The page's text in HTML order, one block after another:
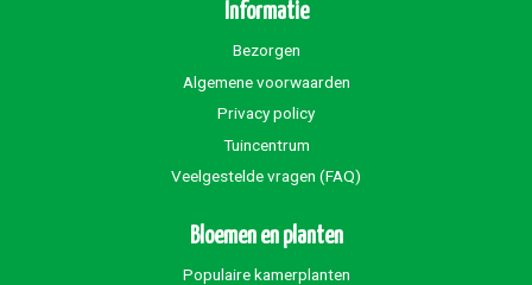
Informatie
Bezorgen
Algemene voorwaarden
Privacy policy
Tuincentrum
Veelgestelde vragen (FAQ)
Bloemen en planten
Populaire kamerplanten